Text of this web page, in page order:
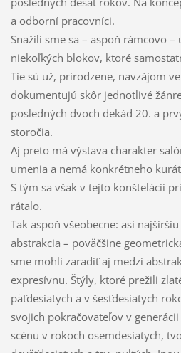
a odborní pracovníci.
Snažili sme sa – aspoň rámcovo
niekoľkých blokov, ktoré
Tie sú už, prirodzene, navzájom
dokumentujú skôr jednotlivé
posledných dvoch dekád 20. a
storočia.
Aj preto má výstava charakter
umenia a nemá konkrétneho
S tým sa však v tejto konštelácii
rátalo.
Tak aspoň všeobecne: asi
abstrakcia – poväčšine
sme mohli zaradiť aj medzi
expresívnu. Štýly, ktoré prežili
päťdesiatych a v šesťdesiatych
svojich pokračovateľov v
scénu v rokoch osemdesiatych,